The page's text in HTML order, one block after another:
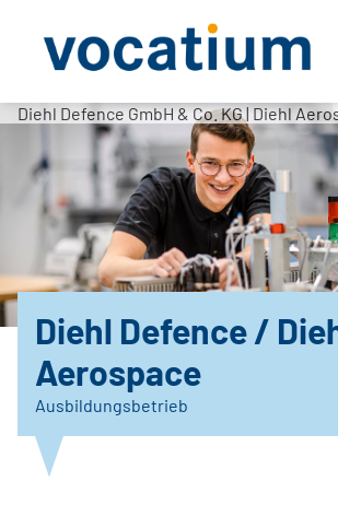
Diehl Defence GmbH & Co. KG | Diehl
Diehl Defence /
Aerospace
Ausbildungsbetrieb